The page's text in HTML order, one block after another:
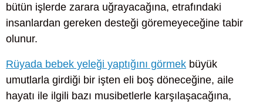
bütün işlerde zarara uğrayacağına, etrafındaki
insanlardan gereken desteği göremeyeceğine tabir
olunur.
Rüyada bebek yeleği yaptığını görmek büyük
umutlarla girdiği bir işten eli boş döneceğine, aile
hayatı ile ilgili bazı musibetlerle karşılaşacağına,